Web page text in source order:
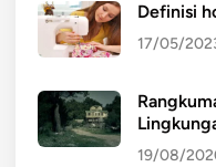
Definisi
17/05/
19/08/